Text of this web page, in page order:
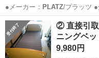
●メーカー： PLATZ/プラッツ ●
104×210×97 ※マット面の高さ：30～60㎝ 商品の特徴・仕様】 ●信頼
のある介護ベッドメーカー「
香川 高松市 太田駅
② 直接引
ニングベ
9,980円